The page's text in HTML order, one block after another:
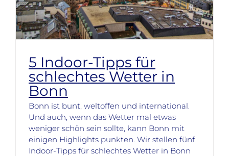
5 Indoor-Tipps für
schlechtes Wetter in
Bonn
Bonn ist bunt, weltoffen und international.
Und auch, wenn das Wetter mal etwas
weniger schön sein sollte, kann Bonn mit
einigen Highlights punkten. Wir stellen fünf
Indoor-Tipps für schlechtes Wetter in Bonn